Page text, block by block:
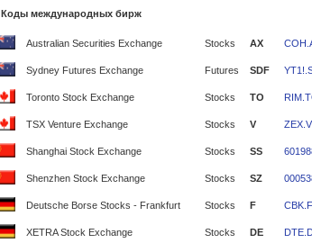
Коды международных бирж
Australian Securities Exchange Stocks AX
Sydney Futures Exchange Futures SDF
Toronto Stock Exchange Stocks TO
TSX Venture Exchange Stocks V ZEX.V
Shanghai Stock Exchange Stocks SS
Shenzhen Stock Exchange Stocks SZ
Deutsche Borse Stocks - Frankfurt Stocks F CBK.F
XETRA Stock Exchange Stocks DE